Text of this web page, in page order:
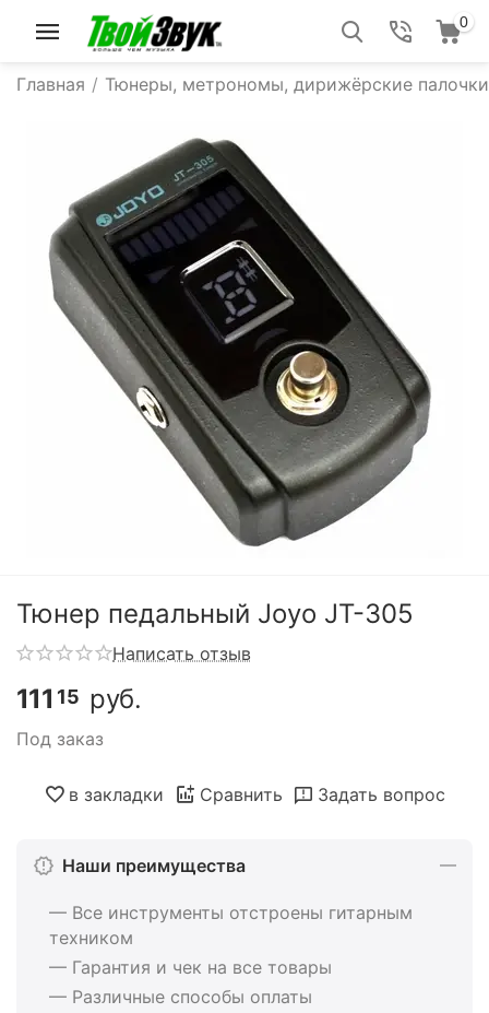
0
Главная / Тюнеры, метрономы, дирижёрские палочки
Тюнер педальный Joyo JT-305
Написать отзыв
111 15 руб.
Под заказ
в закладки Сравнить Задать вопрос
Наши преимущества
— Все инструменты отстроены гитарным
техником
— Гарантия и чек на все товары
— Различные способы оплаты